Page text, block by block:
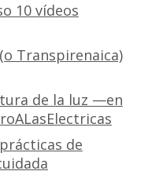
10 vídeos
Transpirenaica)
de la luz —en
de